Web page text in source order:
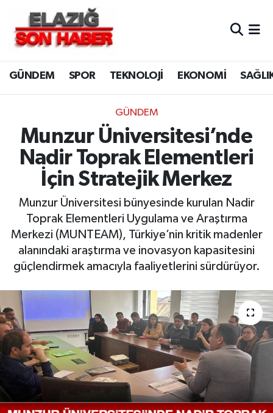
GÜNDEM SPOR TEKNOLOJİ EKONOMİ
GÜNDEM
Munzur Üniversitesi’nde
Nadir Toprak Elementleri
İçin Stratejik Merkez
Munzur Üniversitesi bünyesinde kurulan Nadir
Toprak Elementleri Uygulama ve Araştırma
Merkezi (MUNTEAM), Türkiye’nin kritik madenler
alanındaki araştırma ve inovasyon kapasitesini
güçlendirmek amacıyla faaliyetlerini sürdürüyor.
CANLI YAYIN
ASAYİŞ
BİLİM VE TEKNOLOJİ
DÜNYA
EĞİTİM
EKONOMİ
ELAZIĞ
GENEL
GÜNDEM
HABERDE İNSAN
KÜLTÜR-SANAT
MAGAZİN
Merkez Hava Durumu
Merkez Trafik Yoğunluk Haritası
Süper Lig Puan Durumu ve Fikstür
Tüm Manşetler
Son Dakika Haberleri
Haber Arşivi